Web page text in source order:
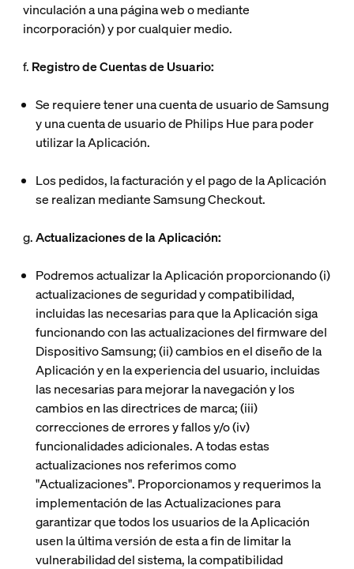
vinculación a una página web o mediante
incorporación) y por cualquier medio.
f. Registro de Cuentas de Usuario:
Se requiere tener una cuenta de usuario de Samsung
y una cuenta de usuario de Philips Hue para poder
utilizar la Aplicación.
Los pedidos, la facturación y el pago de la Aplicación
se realizan mediante Samsung Checkout.
g.Actualizaciones de la Aplicación:
Podremos actualizar la Aplicación proporcionando (i)
actualizaciones de seguridad y compatibilidad,
incluidas las necesarias para que la Aplicación siga
funcionando con las actualizaciones del firmware del
Dispositivo Samsung; (ii) cambios en el diseño de la
Aplicación y en la experiencia del usuario, incluidas
las necesarias para mejorar la navegación y los
cambios en las directrices de marca; (iii)
correcciones de errores y fallos y/o (iv)
funcionalidades adicionales. A todas estas
actualizaciones nos referimos como
"Actualizaciones". Proporcionamos y requerimos la
implementación de las Actualizaciones para
garantizar que todos los usuarios de la Aplicación
usen la última versión de esta a fin de limitar la
vulnerabilidad del sistema, la compatibilidad